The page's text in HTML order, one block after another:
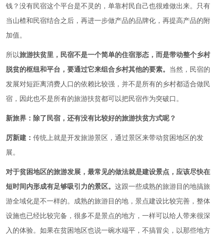
钱？没有民宿这个平台是不灵的，单靠村民自己也很难做出来。只有
当山楂和民宿结合之后，再进一步做产品的品牌化，再提高产品的附
加值。
所以旅游扶贫里，民宿不是一个简单的住宿形态，而是带动整个乡村
脱贫的枢纽和平台，要通过它来组合乡村其他的要素。 当然，民宿的
发展对短距离消费人口的依赖比较强，并不是所有的乡村都适合做民
宿，因此也不是所有的旅游扶贫都可以把民宿作为突破口。
新旅界：除了民宿，还有没有比较好的旅游扶贫方式呢？
厉新建： 传统上就是开发旅游景区，通过景区来带动贫困地区的发
展。
对于贫困地区的旅游发展，最常见的做法就是建设景点，应该尽快在
短时间内形成有足够吸引力的景区。 这跟一些成熟的旅游目的地搞旅
游全域化是不一样的。成熟的旅游目的地，景点建设比较完善，整体
设施也已经比较完备，很多不是景点的地方，一样可以给人带来很深
入的体验。如果在贫困地区也说一碗水端平，不搞冒尖，以那些地方